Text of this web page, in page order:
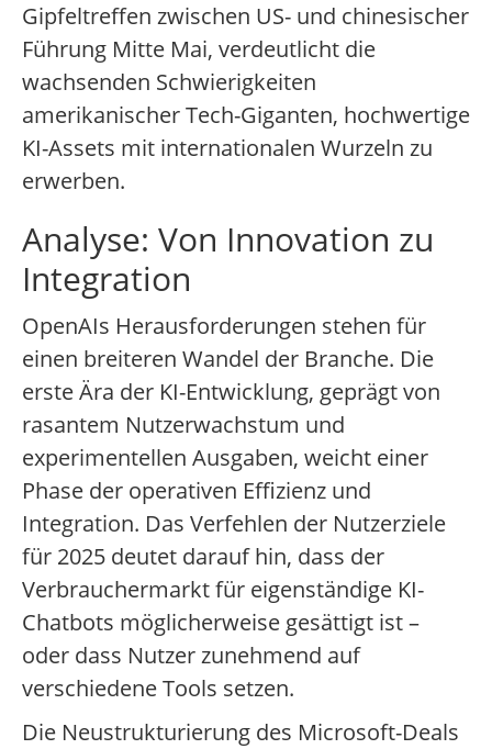
Gipfeltreffen zwischen US- und chinesischer
Führung Mitte Mai, verdeutlicht die
wachsenden Schwierigkeiten
amerikanischer Tech-Giganten, hochwertige
KI-Assets mit internationalen Wurzeln zu
erwerben.
Analyse: Von Innovation zu
Integration
OpenAIs Herausforderungen stehen für
einen breiteren Wandel der Branche. Die
erste Ära der KI-Entwicklung, geprägt von
rasantem Nutzerwachstum und
experimentellen Ausgaben, weicht einer
Phase der operativen Effizienz und
Integration. Das Verfehlen der Nutzerziele
für 2025 deutet darauf hin, dass der
Verbrauchermarkt für eigenständige KI-
Chatbots möglicherweise gesättigt ist –
oder dass Nutzer zunehmend auf
verschiedene Tools setzen.
Die Neustrukturierung des Microsoft-Deals